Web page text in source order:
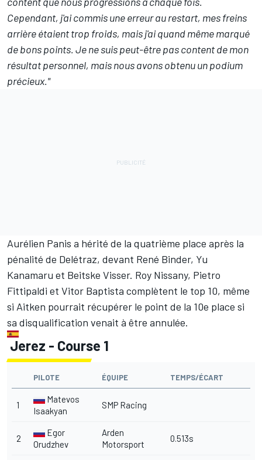
Cependant, j'ai commis une erreur au restart, mes freins
arrière étaient trop froids, mais j'ai quand même marqué
de bons points. Je ne suis peut-être pas content de mon
résultat personnel, mais nous avons obtenu un podium
précieux."
Aurélien Panis a hérité de la quatrième place après la
pénalité de Delétraz, devant René Binder, Yu
Kanamaru et Beitske Visser. Roy Nissany, Pietro
Fittipaldi et Vitor Baptista complètent le top 10, même
si Aitken pourrait récupérer le point de la 10e place si
sa disqualification venait à être annulée.
Jerez - Course 1
PILOTE ÉQUIPE TEMPS/ÉCART
1
Matevos
Isaakyan
SMP Racing
2
Egor
Orudzhev
Arden
Motorsport
0.513s